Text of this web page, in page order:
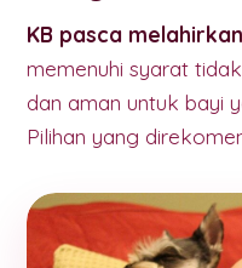
KB pasca melahirkan
memenuhi syarat
dan aman untuk bayi
Pilihan yang